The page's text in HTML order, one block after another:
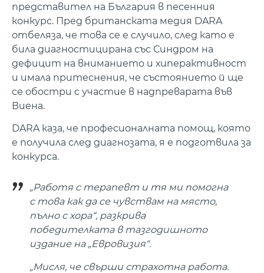
представител на България в песенния
конкурс. Пред британската медия DARA
отбеляза, че това се е случило, след като е
била диагностицирана със Синдром на
дефицит на вниманието и хиперактивност
и имала притеснения, че състоянието й ще
се обостри с участие в надпреварата във
Виена.
DARA каза, че професионалната помощ, която
е получила след диагнозата, я е подготвила за
конкурса.
„Работя с терапевт и тя ми помогна
с това как да се чувствам на място,
пълно с хора“, разкрива
победителката в тазгодишното
издание на „Евровизия“.
„Мисля, че свърши страхотна работа.